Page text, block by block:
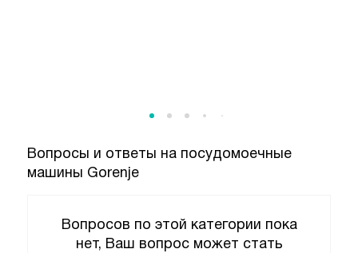
Вопросы и ответы на посудомоечные
машины Gorenje
Вопросов по этой категории пока
нет, Ваш вопрос может стать